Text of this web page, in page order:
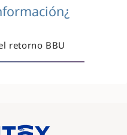
¿Desea más información?
retorno BBU